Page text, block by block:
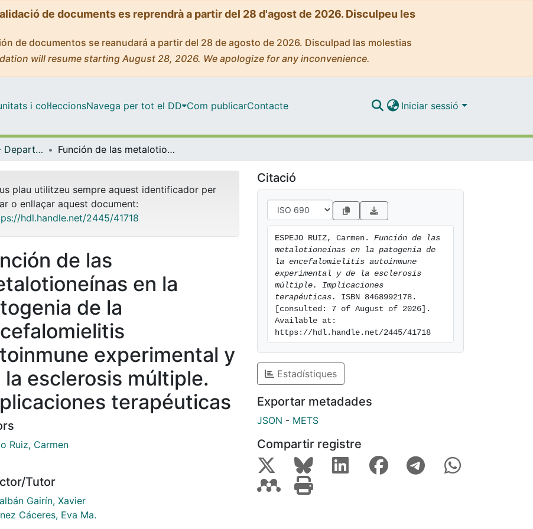
de documents es reprendrà a partir del 28 d'agost de 2026. Disculpeu les
de documentos se reanudará a partir del 28 de agosto de 2026. Disculpad las molestias
will resume starting August 28, 2026. We apologize for any inconvenience.
i col·leccionsNavega per tot el DD Com publicarContacte Iniciar sessió
Tesis Doctorals - Departament - Fisiologia (Biologia) Función de las metalotioneínas en la patogenia de la encefalomielitis autoinmune experimental y de la esclerosis múltiple. Implicaciones terapéuticas
plau utilitzeu sempre aquest identificador per
o enllaçar aquest document:
hdl.handle.net/2445/41718
de las
en la
de la
experimental y
la esclerosis múltiple.
terapéuticas
Ruiz, Carmen
Tutor
Gairín, Xavier
Cáceres, Eva Ma.
Citació
ESPEJO RUIZ, Carmen. Función de las
metalotioneínas en la patogenia de
la encefalomielitis autoinmune
experimental y de la esclerosis
múltiple. Implicaciones
terapéuticas.
ISBN 8468992178.
[consulted: 7 of August of 2026].
Available at:
https://hdl.handle.net/2445/41718
Estadístiques
Exportar metadades
JSON - METS
Compartir registre